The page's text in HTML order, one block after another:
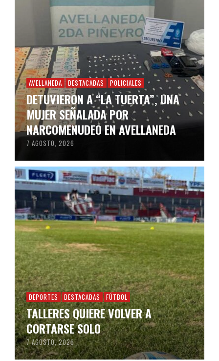
AVELLANEDA DESTACADAS POLICIALES
DETUVIERON A “LA TUERTA”, UNA
MUJER SEÑALADA POR
NARCOMENUDEO EN AVELLANEDA
7 AGOSTO, 2026
DEPORTES DESTACADAS FÚTBOL
TALLERES QUIERE VOLVER A
CORTARSE SOLO
7 AGOSTO, 2026